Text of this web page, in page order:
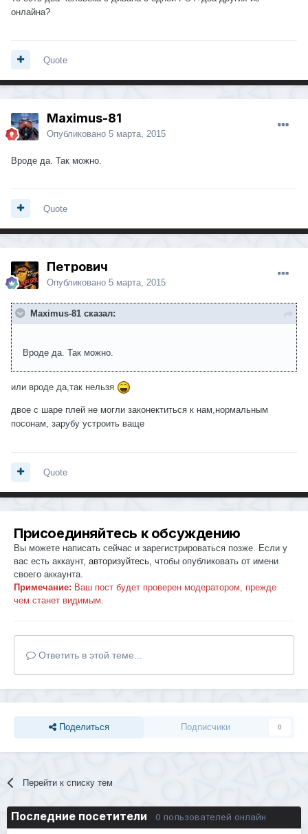
онлайна?
Quote
Maximus-81
Опубликовано 5 марта, 2015
Вроде да. Так можно.
Quote
Петрович
Опубликовано 5 марта, 2015
Maximus-81 сказал:
Вроде да. Так можно.
или вроде да,так нельзя
двое с шаре плей не могли законектиться к нам,нормальным
посонам, зарубу устроить ваще
Quote
Присоединяйтесь к обсуждению
Вы можете написать сейчас и зарегистрироваться позже. Если у
вас есть аккаунт, авторизуйтесь , чтобы опубликовать от имени
своего аккаунта.
Примечание: Ваш пост будет проверен модератором, прежде
чем станет видимым.
Ответить в этой теме...
Поделиться Подписчики 0
Перейти к списку тем
Последние посетители 0 пользователей онлайн